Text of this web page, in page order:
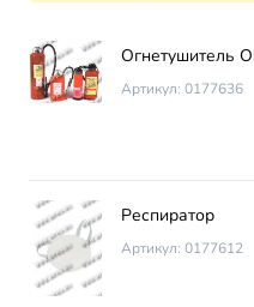
Огнетушитель
Артикул: 0177636
Респиратор
Артикул: 0177612